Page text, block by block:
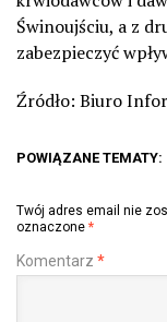
Świnoujściu, a z
zabezpieczyć
Źródło: Biuro
POWIĄZANE TEMATY:
Twój adres email nie
oznaczone *
Komentarz *